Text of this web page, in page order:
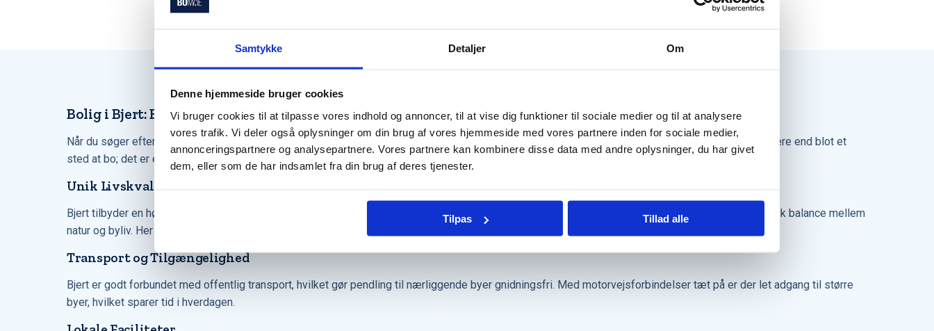
Samtykke Detaljer Om
Denne hjemmeside bruger cookies
Vi bruger cookies til at tilpasse vores indhold og annoncer, til at vise dig funktioner til sociale medier og til at analysere
vores trafik. Vi deler også oplysninger om din brug af vores hjemmeside med vores partnere inden for sociale medier,
annonceringspartnere og analysepartnere. Vores partnere kan kombinere disse data med andre oplysninger, du har givet
dem, eller som de har indsamlet fra din brug af deres tjenester.
Tilpas Tillad alle
Bolig i Bjert: En Guide til Dit Næste Hjem
Når du søger efter en bolig i Bjert, åbner du døren til et område præget af skøn natur, stærkt fællesskab og unikke rekreative muligheder. Bjert er mere end blot et
sted at bo; det er et hjem for dem, der værdsætter kvaliteten af hverdagslivet.
Unik Livskvalitet i Bjert
Bjert tilbyder en høj livskvalitet med sine maleriske landskaber og rolige omgivelser. Området er det perfekte sted for dem, der ønsker en harmonisk balance mellem
natur og byliv. Her kan du nyde lange gåture langs stranden eller cykelture gennem grønne skove.
Transport og Tilgængelighed
Bjert er godt forbundet med offentlig transport, hvilket gør pendling til nærliggende byer gnidningsfri. Med motorvejsforbindelser tæt på er der let adgang til større
byer, hvilket sparer tid i hverdagen.